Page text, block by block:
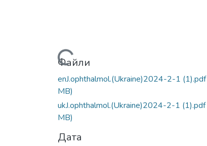
Вантажиться...
Файли
enJ.ophthalmol.(Ukraine)2024-2-1 (1).pdf
MB)
ukJ.ophthalmol.(Ukraine)2024-2-1 (1).pdf
MB)
Дата